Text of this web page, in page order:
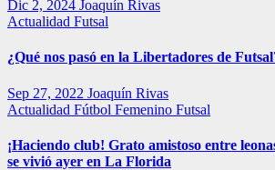
Dic 2, 2024 Joaquín Rivas
Actualidad Futsal
¿Qué nos pasó en la Libertadores de
Sep 27, 2022 Joaquín Rivas
Actualidad Fútbol Femenino Futsal
¡Haciendo club! Grato amistoso entre
se vivió ayer en La Florida